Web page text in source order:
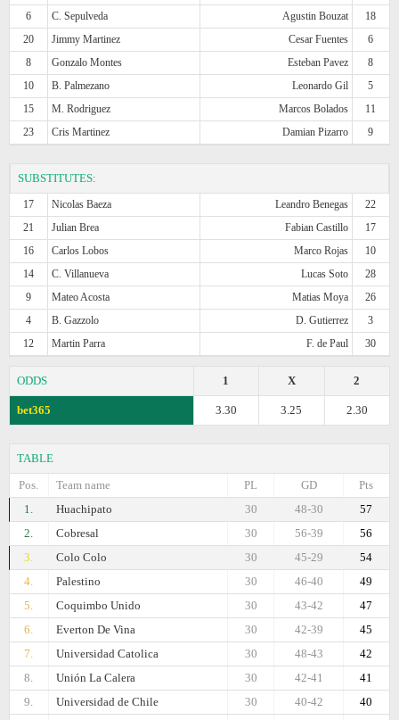
6
C. Sepulveda Agustin Bouzat
18
20
Jimmy Martinez Cesar Fuentes
6
8
Gonzalo Montes Esteban Pavez
8
10
B. Palmezano Leonardo Gil
5
15
M. Rodriguez Marcos Bolados
11
23
Cris Martinez Damian Pizarro 9
SUBSTITUTES:
17 Nicolas Baeza Leandro Benegas
22
21
Julian Brea Fabian Castillo
17
16
Carlos Lobos Marco Rojas
10
14
C. Villanueva Lucas Soto
28
9
Mateo Acosta Matias Moya
26
4
B. Gazzolo D. Gutierrez
3
12
Martin Parra F. de Paul 30
ODDS 2
X
1
bet365 2.30
3.25
3.30
TABLE
Pos.
Team name Pts
GD
PL
1.
Huachipato 57
48-30
30
2.
Cobresal 56
56-39
30
3.
Colo Colo 54
45-29
30
4.
Palestino 49
46-40
30
5.
Coquimbo Unido 47
43-42
30
6.
Everton De Vina 45
42-39
30
7.
Universidad Catolica 42
48-43
30
8.
Unión La Calera 41
42-41
30
9.
Universidad de Chile 40
40-42
30